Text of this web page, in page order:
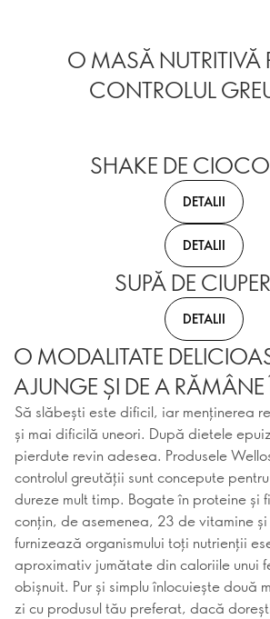
O MASĂ NUTRITIVĂ
CONTROLUL
SHAKE DE
DETALII
DETALII
SUPĂ DE
DETALII
O MODALITATE
AJUNGE ȘI DE A
Să slăbești este dificil, iar menținerea
și mai dificilă uneori. După dietele
pierdute revin adesea. Produsele
controlul greutății sunt concepute
dureze mult timp. Bogate în proteine și
conțin, de asemenea, 23 de vitamine și
furnizează organismului toți nutrienții
aproximativ jumătate din caloriile unui
obișnuit. Pur și simplu înlocuiește două
zi cu produsul tău preferat, dacă